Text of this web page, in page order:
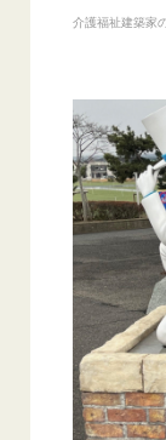
介護福祉建築家